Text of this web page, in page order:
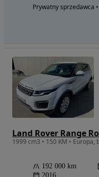
Prywatny sprzedawca
Land Rover Range
192 000 km
2016